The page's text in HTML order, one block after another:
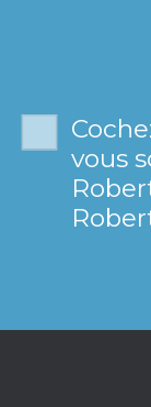
vous